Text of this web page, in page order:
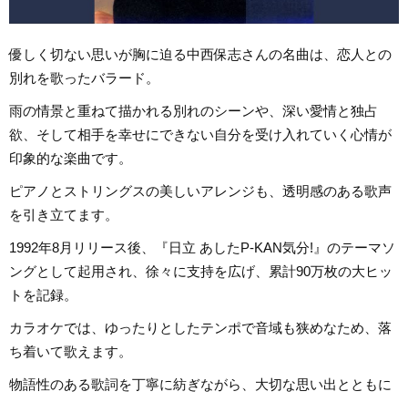
優しく切ない思いが胸に迫る中西保志さんの名曲は、恋人との
別れを歌ったバラード。
雨の情景と重ねて描かれる別れのシーンや、深い愛情と独占
欲、そして相手を幸せにできない自分を受け入れていく心情が
印象的な楽曲です。
ピアノとストリングスの美しいアレンジも、透明感のある歌声
を引き立てます。
1992年8月リリース後、『日立 あしたP-KAN気分!』のテーマソ
ングとして起用され、徐々に支持を広げ、累計90万枚の大ヒッ
トを記録。
カラオケでは、ゆったりとしたテンポで音域も狭めなため、落
ち着いて歌えます。
物語性のある歌詞を丁寧に紡ぎながら、大切な思い出とともに